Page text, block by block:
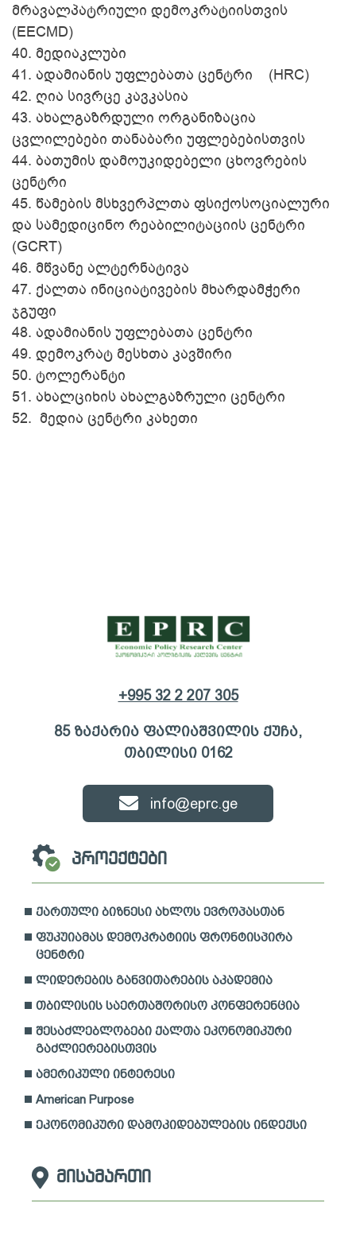
მრავალპატრიული დემოკრატიისთვის
(EECMD)
40. მედიაკლუბი
41. ადამიანის უფლებათა ცენტრი (HRC)
42. ღია სივრცე კავკასია
43. ახალგაზრდული ორგანიზაცია
ცვლილებები თანაბარი უფლებებისთვის
44. ბათუმის დამოუკიდებელი ცხოვრების
ცენტრი
45. წამების მსხვერპლთა ფსიქოსოციალური
და სამედიცინო რეაბილიტაციის ცენტრი
(GCRT)
46. მწვანე ალტერნატივა
47. ქალთა ინიციატივების მხარდამჭერი
ჯგუფი
48. ადამიანის უფლებათა ცენტრი
49. დემოკრატ მესხთა კავშირი
50. ტოლერანტი
51. ახალციხის ახალგაზრული ცენტრი
52. მედია ცენტრი კახეთი
+995 32 2 207 305
85 ზაქარია ფალიაშვილის ქუჩა,
თბილისი 0162
info@eprc.ge
პროექტები
ქართული ბიზნესი ახლოს ევროპასთან
ფუკუიამას დემოკრატიის ფრონტისპირა
ცენტრი
ლიდერების განვითარების აკადემია
თბილისის საერთაშორისო კონფერენცია
შესაძლებლობები ქალთა ეკონომიკური
გაძლიერებისთვის
ამერიკული ინტერესი
American Purpose
ეკონომიკური დამოკიდებულების ინდექსი
მისამართი